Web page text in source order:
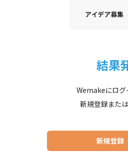
アイデア募集
結果
Wemakeにログ
新規登録また
新規登録